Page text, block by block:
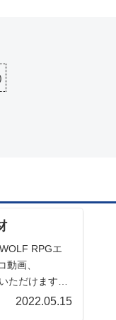
RPGエ
画、
ただけます。
2022.05.15